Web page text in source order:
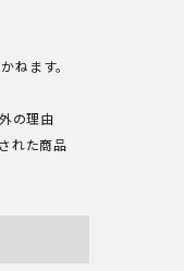
ます。
の理由
れた商品